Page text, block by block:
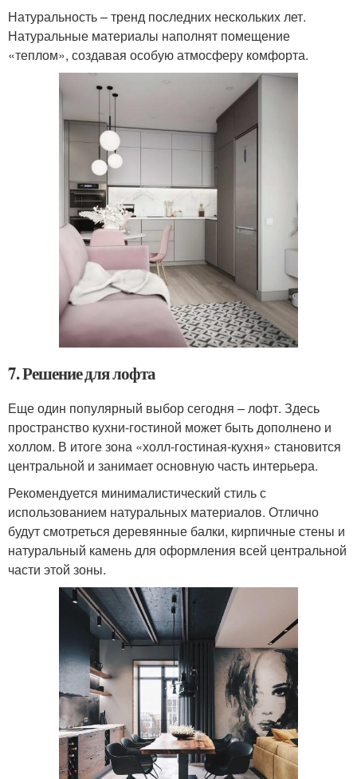
Натуральность – тренд последних нескольких лет.
Натуральные материалы наполнят помещение
«теплом», создавая особую атмосферу комфорта.
7. Решение для лофта
Еще один популярный выбор сегодня – лофт. Здесь
пространство кухни-гостиной может быть дополнено и
холлом. В итоге зона «холл-гостиная-кухня» становится
центральной и занимает основную часть интерьера.
Рекомендуется минималистический стиль с
использованием натуральных материалов. Отлично
будут смотреться деревянные балки, кирпичные стены и
натуральный камень для оформления всей центральной
части этой зоны.